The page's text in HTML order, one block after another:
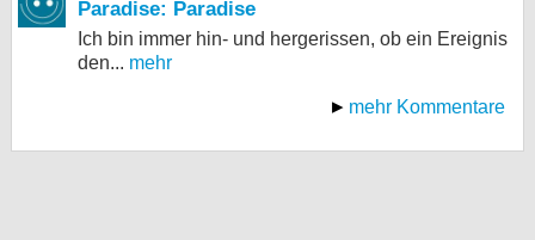
Paradise: Paradise
Ich bin immer hin- und hergerissen, ob ein Ereignis
den... mehr
mehr Kommentare